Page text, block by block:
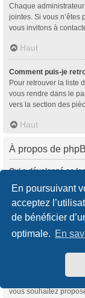
En poursuivant
acceptez
de bénéficier
optimale. En
Chaque
jointes. Si vous n’êtes
vous invitons à
Haut
Comment puis-je
Pour retrouver la liste
vous rendre dans le
vers la section des
Haut
À propos de
Qui a développé ce
Ce programme (dans
phpBB Limited , qui en
sous la « Licence
distribué gratuitement.
À propos
Pourquoi la
Ce programme a été
vous souhaitez